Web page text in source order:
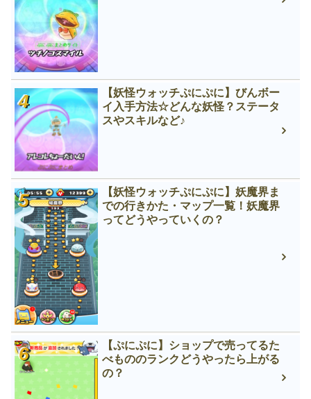
【妖怪ウォッチぷにぷに】びんボー
イ入手方法☆どんな妖怪？ステータ
スやスキルなど♪
【妖怪ウォッチぷにぷに】妖魔界ま
での行きかた・マップ一覧！妖魔界
ってどうやっていくの？
【ぷにぷに】ショップで売ってるた
べもののランクどうやったら上がる
の？